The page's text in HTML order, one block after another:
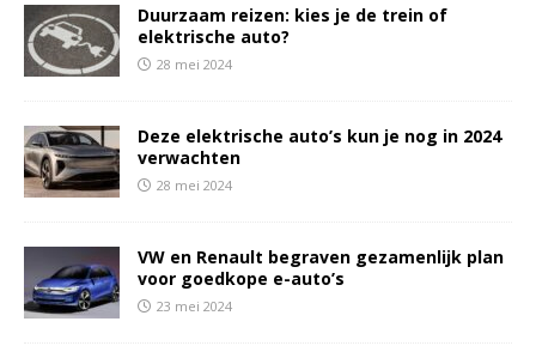
Duurzaam reizen: kies je de trein of
elektrische auto?
28 mei 2024
Deze elektrische auto’s kun je nog in 2024
verwachten
28 mei 2024
VW en Renault begraven gezamenlijk plan
voor goedkope e-auto’s
23 mei 2024